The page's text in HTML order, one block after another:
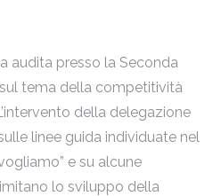
audita presso la Seconda
tema della competitività
della delegazione
linee guida individuate nel
e su alcune
lo sviluppo della